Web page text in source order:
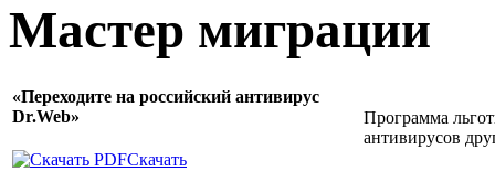
Мастер миграции
«Переходите на российский антивирус
Dr.Web»
Скачать
Программа
антивирусов